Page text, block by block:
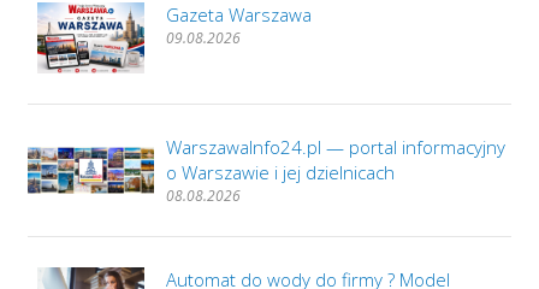
Gazeta Warszawa
09.08.2026
WarszawaInfo24.pl — portal informacyjny
o Warszawie i jej dzielnicach
08.08.2026
Automat do wody do firmy ? Model